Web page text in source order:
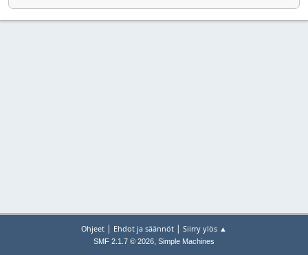
Ohjeet | Ehdot ja säännöt | Siirry ylös ▲
SMF 2.1.7 © 2026, Simple Machines